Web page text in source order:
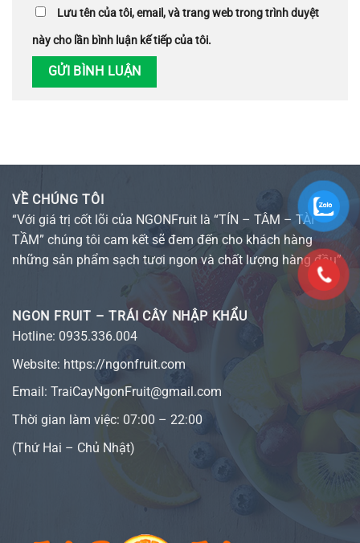
Lưu tên của tôi, email, và trang web trong trình duyệt
này cho lần bình luận kế tiếp của tôi.
VỀ CHÚNG TÔI
“Với giá trị cốt lõi của NGONFruit là “TÍN – TÂM – TÀI –
TẦM” chúng tôi cam kết sẽ đem đến cho khách hàng
những sản phẩm sạch tươi ngon và chất lượng hàng đầu”
NGON FRUIT – TRÁI CÂY NHẬP KHẨU
Hotline: 0935.336.004
Website: https://ngonfruit.com
Email: TraiCayNgonFruit@gmail.com
Thời gian làm việc: 07:00 – 22:00
(Thứ Hai – Chủ Nhật)